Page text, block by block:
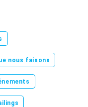
nous faisons